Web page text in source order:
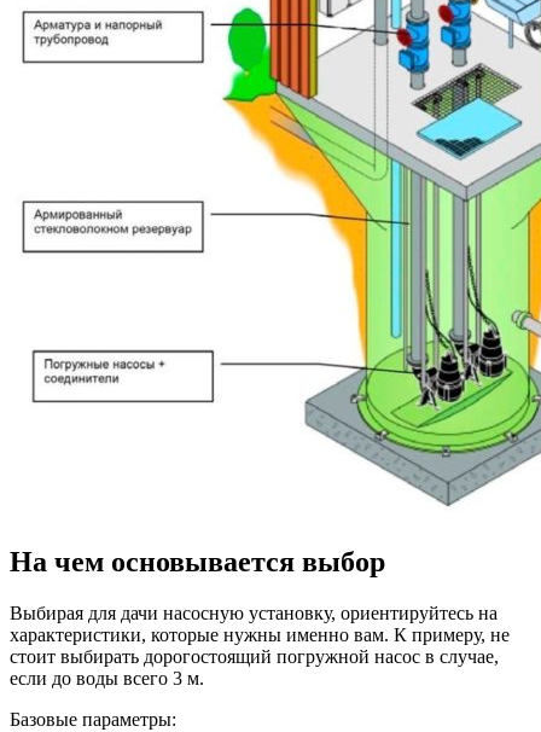
На чем основывается выбор
Выбирая для дачи насосную установку, ориентируйтесь на
характеристики, которые нужны именно вам. К примеру, не
стоит выбирать дорогостоящий погружной насос в случае,
если до воды всего 3 м.
Базовые параметры: